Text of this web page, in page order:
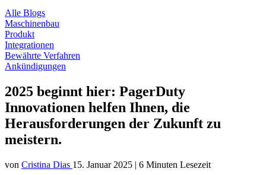
Alle Blogs
Maschinenbau
Produkt
Integrationen
Bewährte Verfahren
Ankündigungen
2025 beginnt hier: PagerDuty
Innovationen helfen Ihnen, die
Herausforderungen der Zukunft zu
meistern.
von Cristina Dias 15. Januar 2025 | 6 Minuten Lesezeit